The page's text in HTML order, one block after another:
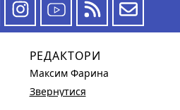
РЕДАКТОРИ
Максим Фарина
Звернутися